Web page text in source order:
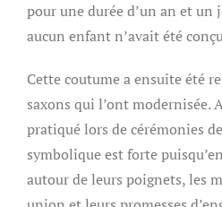
pour une durée d’un an et un
aucun enfant n’avait été
Cette coutume a ensuite été
saxons qui l’ont modernisée.
pratiqué lors de cérémonies
symbolique est forte
autour de leurs poignets, les